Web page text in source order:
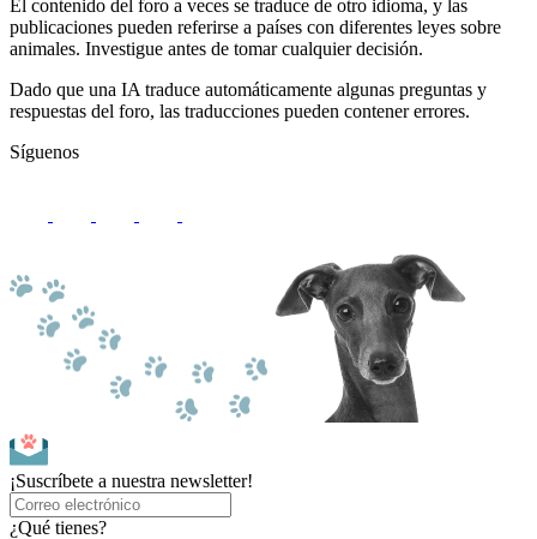
El contenido del foro a veces se traduce de otro idioma, y ​​las
publicaciones pueden referirse a países con diferentes leyes sobre
animales. Investigue antes de tomar cualquier decisión.
Dado que una IA traduce automáticamente algunas preguntas y
respuestas del foro, las traducciones pueden contener errores.
Síguenos
¡Suscríbete a nuestra newsletter!
¿Qué tienes?